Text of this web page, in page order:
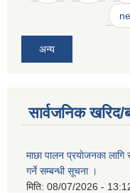
अन्य
सार्वजनिक
माछा पालन प्रयाेजनका लागि
गर्ने सम्बन्धी सूचना ।
मिति: 08/07/2026 -